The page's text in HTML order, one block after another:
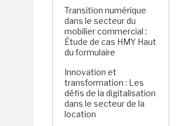
Transition numérique
dans le secteur du
mobilier commercial :
Étude de cas HMY Haut
du formulaire
Innovation et
transformation : Les
défis de la digitalisation
dans le secteur de la
location